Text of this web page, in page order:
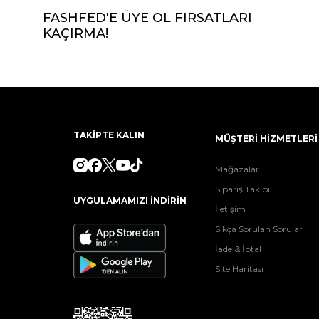
FASHFED'E ÜYE OL FIRSATLARI
KAÇIRMA!
TAKİPTE KALIN
UYGULAMAMIZI İNDİRİN
MÜŞTERİ HİZMETLERİ
Mağazalar
Sipariş Takibi
İletişim
Sıkça Sorulan Sorular
İade & İptal
Site Haritası